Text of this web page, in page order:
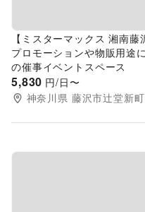
【ミスターマックス 湘南
プロモーションや物販用途
の催事イベントスペース
5,830 円/日〜
神奈川県 藤沢市辻堂新町